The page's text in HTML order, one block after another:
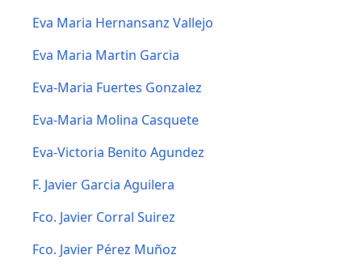
Eva Maria Hernansanz Vallejo
Eva Maria Martin Garcia
Eva-Maria Fuertes Gonzalez
Eva-Maria Molina Casquete
Eva-Victoria Benito Agundez
F. Javier Garcia Aguilera
Fco. Javier Corral Suirez
Fco. Javier Pérez Muñoz